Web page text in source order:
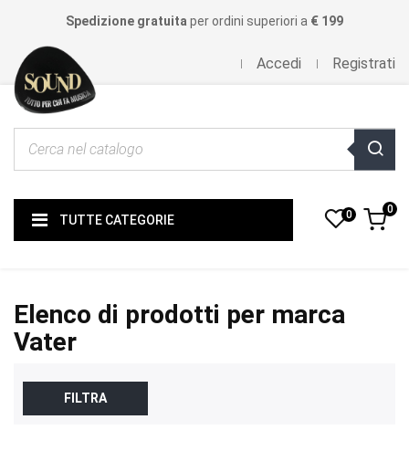
Spedizione gratuita per ordini superiori a € 199
Accedi Registrati
TUTTE CATEGORIE 0 0
Elenco di prodotti per marca
Vater
FILTRA